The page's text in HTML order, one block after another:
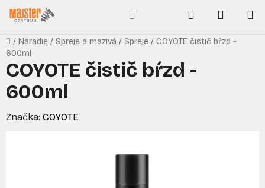
Prejsť
na
obsah
Hľadať
KOŠÍK
Domov
/ Náradie / Spreje a mazivá / Spreje / COYOTE čistič bŕzd -
600ml
COYOTE čistič bŕzd -
600ml
Značka: COYOTE